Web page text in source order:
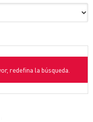
redefina la búsqueda.